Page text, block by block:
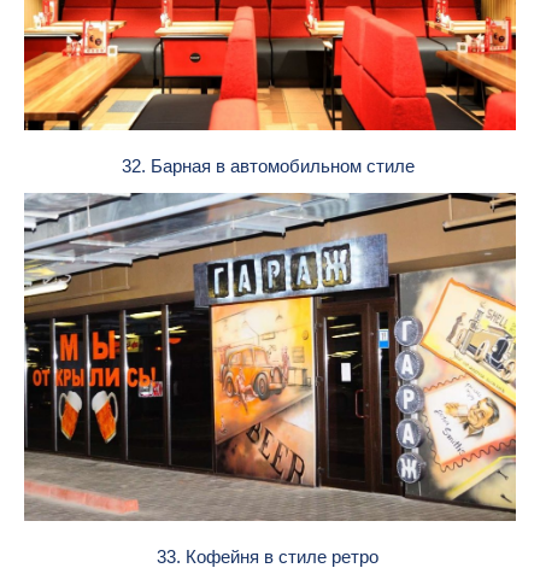
32. Барная в автомобильном стиле
33. Кофейня в стиле ретро